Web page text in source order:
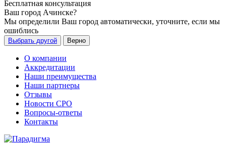
Бесплатная консультация
Ваш город Ачинске?
Мы определили Ваш город автоматически, уточните, если мы
ошиблись
Выбрать другой Верно
О компании
Аккредитации
Наши преимущества
Наши партнеры
Отзывы
Новости СРО
Вопросы-ответы
Контакты